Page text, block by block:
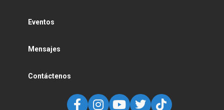
Eventos
Mensajes
Contáctenos